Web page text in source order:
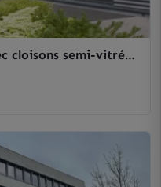
cloisons semi-vitrées